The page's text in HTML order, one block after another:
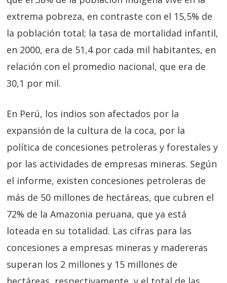
extrema pobreza, en contraste con el 15,5% de
la población total; la tasa de mortalidad infantil,
en 2000, era de 51,4 por cada mil habitantes, en
relación con el promedio nacional, que era de
30,1 por mil.
En Perú, los indios son afectados por la
expansión de la cultura de la coca, por la
política de concesiones petroleras y forestales y
por las actividades de empresas mineras. Según
el informe, existen concesiones petroleras de
más de 50 millones de hectáreas, que cubren el
72% de la Amazonia peruana, que ya está
loteada en su totalidad. Las cifras para las
concesiones a empresas mineras y madereras
superan los 2 millones y 15 millones de